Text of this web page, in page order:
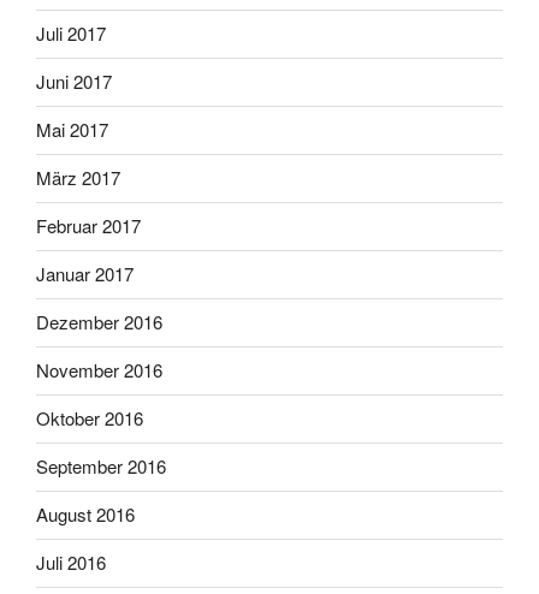
Juli 2017
Juni 2017
Mai 2017
März 2017
Februar 2017
Januar 2017
Dezember 2016
November 2016
Oktober 2016
September 2016
August 2016
Juli 2016